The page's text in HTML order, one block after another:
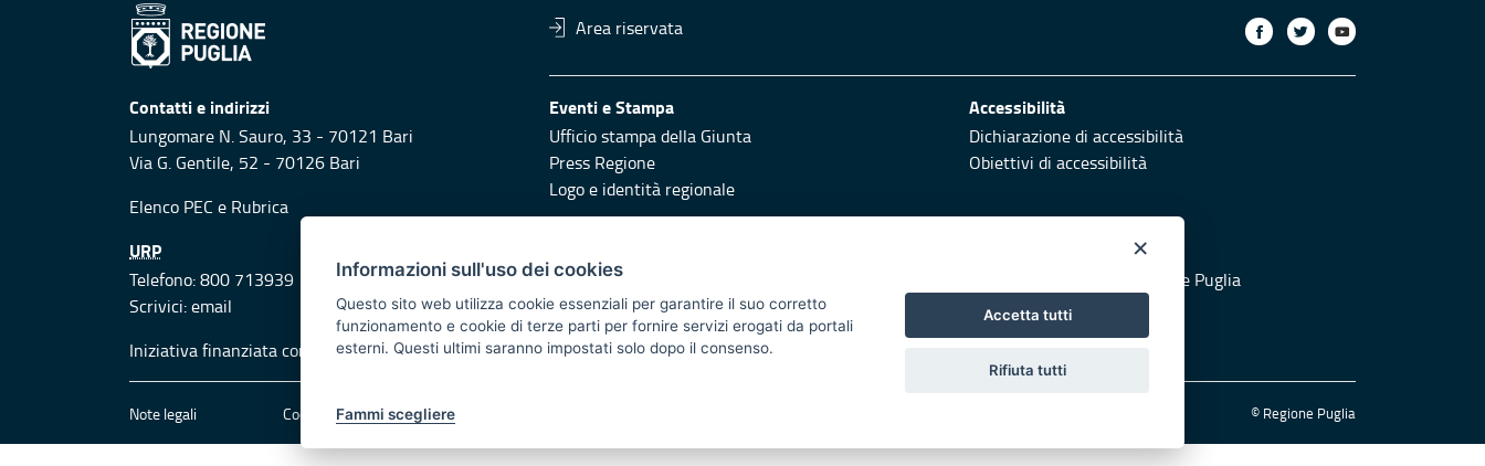
Area riservata
Contatti e indirizzi
Lungomare N. Sauro, 33 - 70121 Bari
Via G. Gentile, 52 - 70126 Bari
Elenco PEC e Rubrica
Eventi e Stampa
Ufficio stampa della Giunta
Press Regione
Logo e identità regionale
Accessibilità
Dichiarazione di accessibilità
Obiettivi di accessibilità
URP
Telefono: 800 713939
Scrivici:email
Responsabili di pubblicazione Vai al sito di Protezione Civile Puglia
Iniziativa finanziata con risorse del POR Puglia 2014/2020 - Asse XI
Note legali Cookie e privacy © Regione Puglia
×
Informazioni sull'uso dei cookies
Questo sito web utilizza cookie essenziali per garantire il suo corretto
funzionamento e cookie di terze parti per fornire servizi erogati da portali
esterni. Questi ultimi saranno impostati solo dopo il consenso.
Fammi scegliere
Accetta tutti
Rifiuta tutti